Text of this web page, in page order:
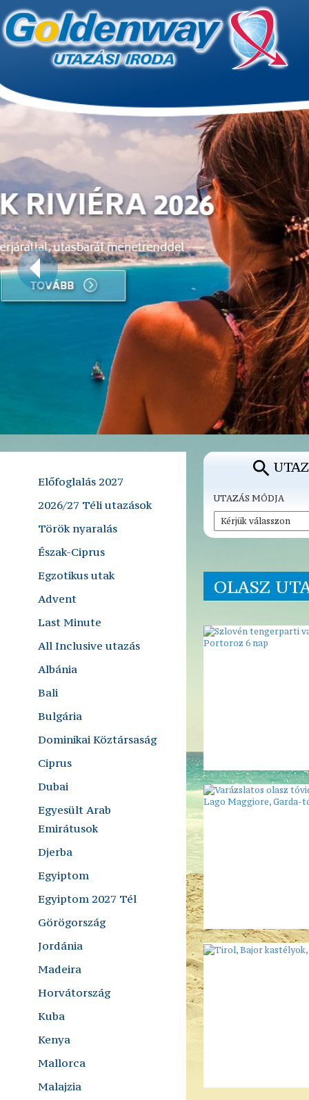
Előfoglalás 2027
2026/27 Téli utazások
Török nyaralás
Észak-Ciprus
Egzotikus utak
Advent
Last Minute
All Inclusive utazás
Albánia
Bali
Bulgária
Dominikai Köztársaság
Ciprus
Dubai
Egyesült Arab
Emirátusok
Djerba
Egyiptom
Egyiptom 2027 Tél
Görögország
Jordánia
Madeira
Horvátország
Kuba
Kenya
Mallorca
Malajzia
UTAZÁS MÓDJA
OLASZ